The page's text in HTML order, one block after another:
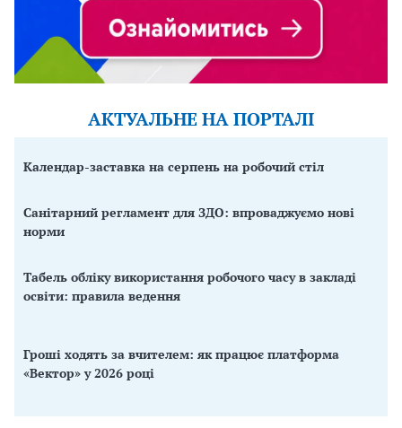
АКТУАЛЬНЕ НА ПОРТАЛІ
Календар-заставка на серпень на робочий стіл
Санітарний регламент для ЗДО: впроваджуємо нові
норми
Табель обліку використання робочого часу в закладі
освіти: правила ведення
Гроші ходять за вчителем: як працює платформа
«Вектор» у 2026 році